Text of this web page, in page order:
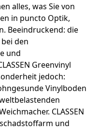
alles, was Sie von
in ­puncto Optik,
Beeindruckend: die
den
und
Greenvinyl
jedoch:
Vinylboden
CLASSEN
und